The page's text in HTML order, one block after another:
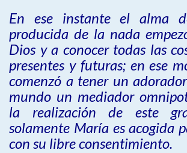
En ese instante el alma
producida de la nada
Dios y a conocer todas las
presentes y futuras; en ese
comenzó a tener un
mundo un mediador
la realización de este
solamente María es acogida
con su libre consentimiento.